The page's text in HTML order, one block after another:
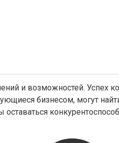
и возможностей. Успех
бизнесом, могут